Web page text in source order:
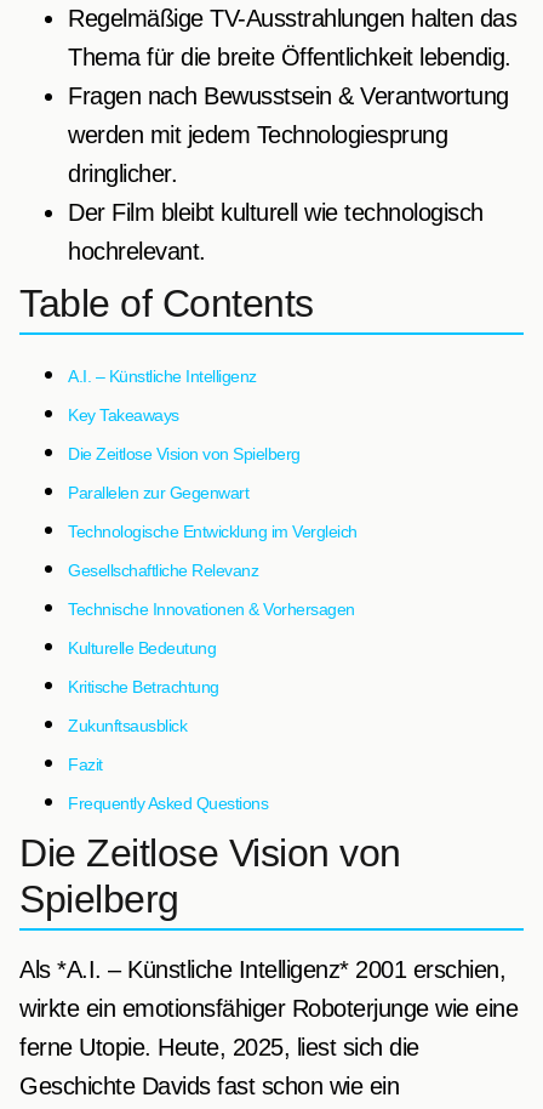
Regelmäßige TV-Ausstrahlungen halten das
Thema für die breite Öffentlichkeit lebendig.
Fragen nach Bewusstsein & Verantwortung
werden mit jedem Technologiesprung
dringlicher.
Der Film bleibt kulturell wie technologisch
hochrelevant.
Table of Contents
A.I. – Künstliche Intelligenz
Key Takeaways
Die Zeitlose Vision von Spielberg
Parallelen zur Gegenwart
Technologische Entwicklung im Vergleich
Gesellschaftliche Relevanz
Technische Innovationen & Vorhersagen
Kulturelle Bedeutung
Kritische Betrachtung
Zukunftsausblick
Fazit
Frequently Asked Questions
Die Zeitlose Vision von
Spielberg
Als *A.I. – Künstliche Intelligenz* 2001 erschien,
wirkte ein emotionsfähiger Roboterjunge wie eine
ferne Utopie. Heute, 2025, liest sich die
Geschichte Davids fast schon wie ein